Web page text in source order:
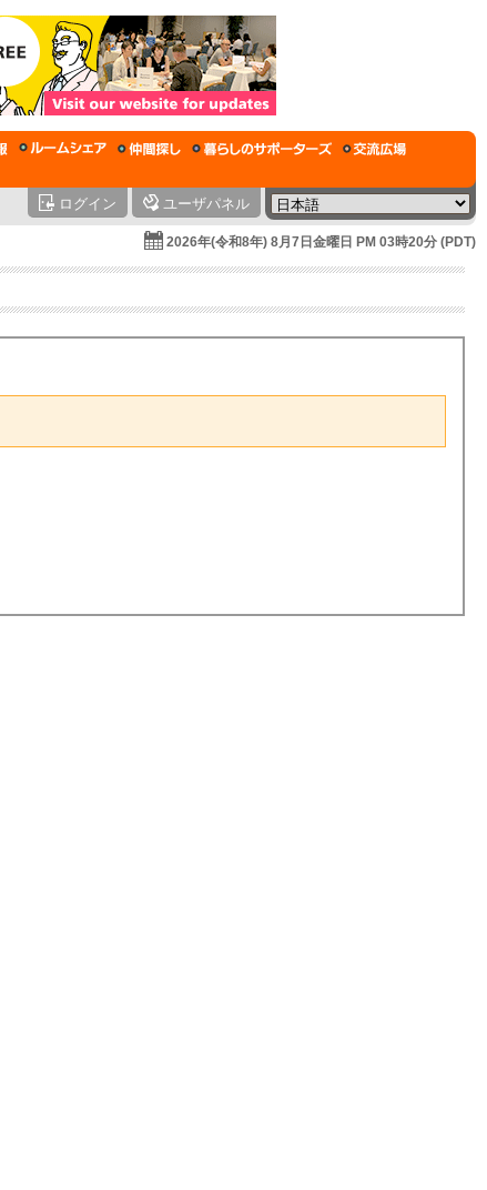
ログイン ユーザパネル
2026年(令和8年) 8月7日金曜日 PM 03時20分 (PDT)